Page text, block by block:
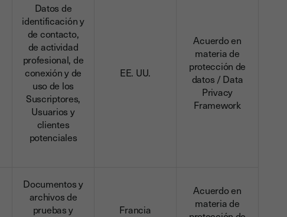
Datos de
identificación y
de contacto,
de actividad
profesional, de
conexión y de
uso de los
Suscriptores,
Usuarios y
clientes
potenciales
EE. UU.
Acuerdo en
materia de
protección de
datos / Data
Privacy
Framework
Documentos y
archivos de
pruebas y
Francia
Acuerdo en
materia de